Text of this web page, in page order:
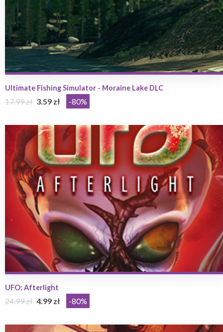
Ultimate Fishing Simulator - Moraine Lake DLC
17.99 zł 3.59 zł -80%
UFO: Afterlight
24.99 zł 4.99 zł -80%